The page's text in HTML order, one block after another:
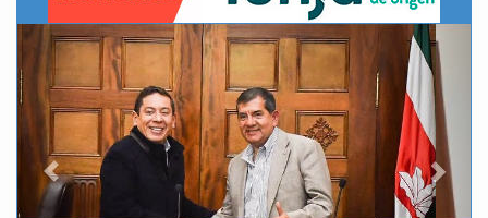
Previous Next